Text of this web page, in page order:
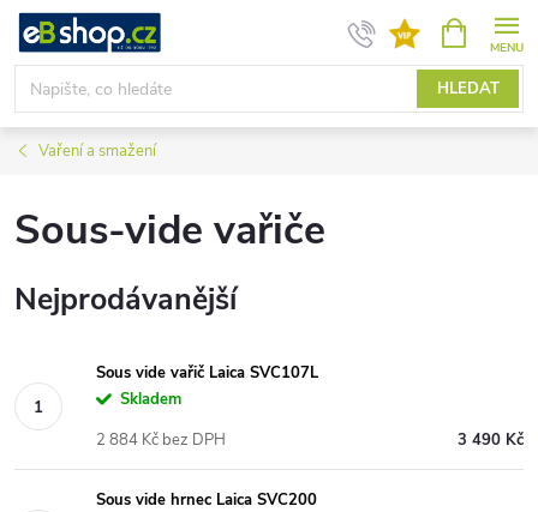
Přejít
obsah
HLEDAT
NÁKUPNÍ
KOŠÍK
Vaření a smažení
Sous-vide vařiče
Nejprodávanější
Sous vide vařič Laica SVC107L
Skladem
3 490 Kč
2 884 Kč bez DPH
Sous vide hrnec Laica SVC200